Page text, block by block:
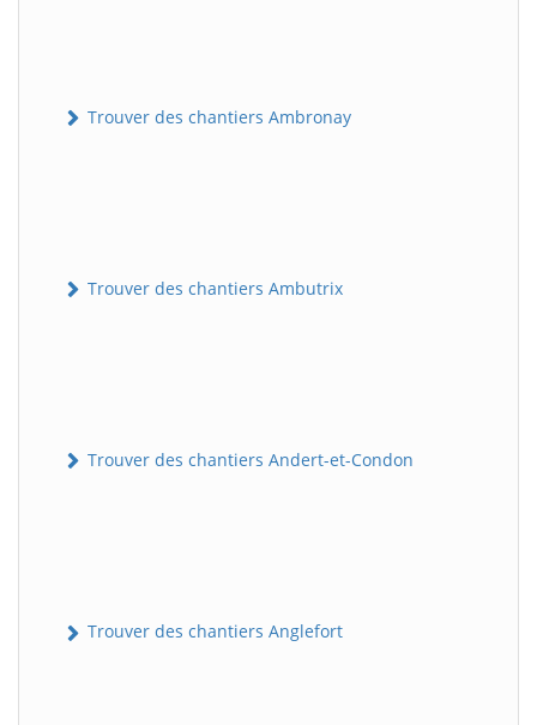
Trouver des chantiers Ambronay
Trouver des chantiers Ambutrix
Trouver des chantiers Andert-et-Condon
Trouver des chantiers Anglefort